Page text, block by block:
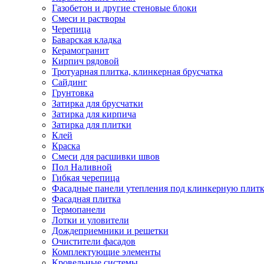
Газобетон и другие стеновые блоки
Смеси и растворы
Черепица
Баварская кладка
Керамогранит
Кирпич рядовой
Тротуарная плитка, клинкерная брусчатка
Сайдинг
Грунтовка
Затирка для брусчатки
Затирка для кирпича
Затирка для плитки
Клей
Краска
Смеси для расшивки швов
Пол Наливной
Гибкая черепица
Фасадные панели утепления под клинкерную
Фасадная плитка
Термопанели
Лотки и уловители
Дождеприемники и решетки
Очистители фасадов
Комплектующие элементы